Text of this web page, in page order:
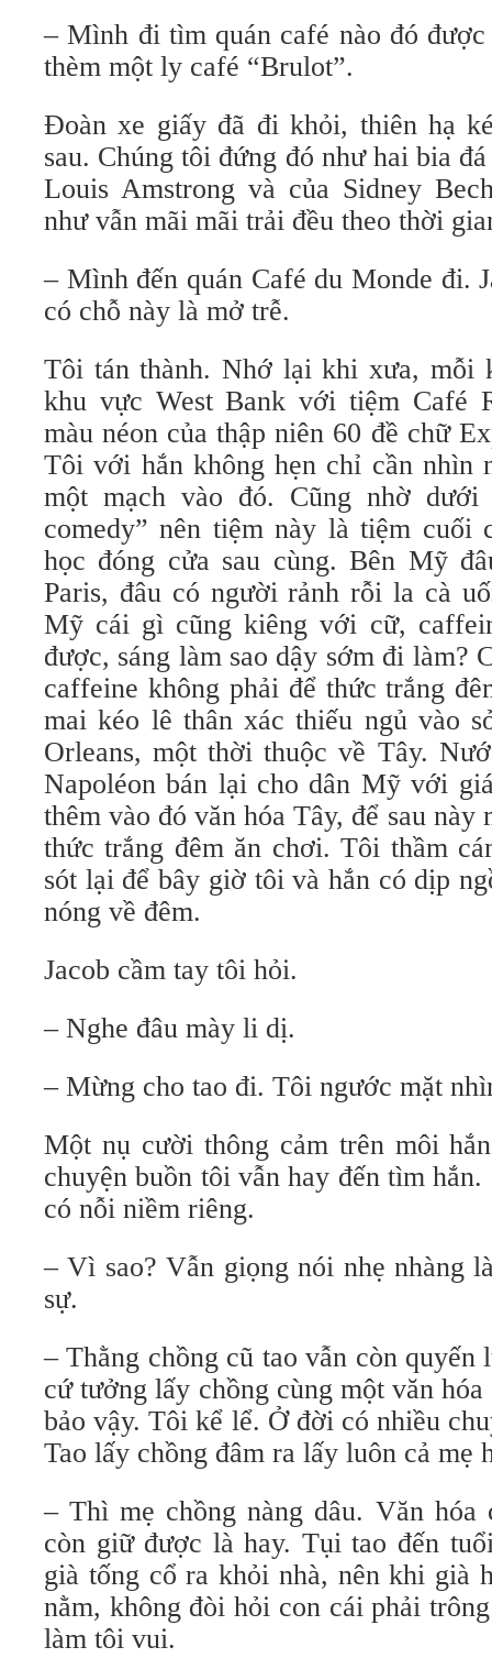
– Mình đi tìm quán café nào đó
thèm một ly café “Brulot”.
Đoàn xe giấy đã đi khỏi, thiên hạ
sau. Chúng tôi đứng đó như hai bia
Louis Amstrong và của Sidney
như vẫn mãi mãi trải đều theo thời
– Mình đến quán Café du Monde đi.
có chỗ này là mở trễ.
Tôi tán thành. Nhớ lại khi xưa, mỗi
khu vực West Bank với tiệm Café
màu néon của thập niên 60 đề chữ
Tôi với hắn không hẹn chỉ cần nhìn
một mạch vào đó. Cũng nhờ dưới
comedy” nên tiệm này là tiệm cuối
học đóng cửa sau cùng. Bên Mỹ
Paris, đâu có người rảnh rỗi la cà
Mỹ cái gì cũng kiêng với cữ,
được, sáng làm sao dậy sớm đi làm?
caffeine không phải để thức trắng
mai kéo lê thân xác thiếu ngủ vào
Orleans, một thời thuộc về Tây.
Napoléon bán lại cho dân Mỹ với
thêm vào đó văn hóa Tây, để sau
thức trắng đêm ăn chơi. Tôi thầm
sót lại để bây giờ tôi và hắn có dịp
nóng về đêm.
Jacob cầm tay tôi hỏi.
– Nghe đâu mày li dị.
– Mừng cho tao đi. Tôi ngước mặt
Một nụ cười thông cảm trên môi
chuyện buồn tôi vẫn hay đến tìm
có nỗi niềm riêng.
– Vì sao? Vẫn giọng nói nhẹ nhàng
sự.
– Thằng chồng cũ tao vẫn còn quyến
cứ tưởng lấy chồng cùng một văn
bảo vậy. Tôi kể lể. Ở đời có nhiều
Tao lấy chồng đâm ra lấy luôn cả mẹ
– Thì mẹ chồng nàng dâu. Văn hóa
còn giữ được là hay. Tụi tao đến
già tống cổ ra khỏi nhà, nên khi già
nằm, không đòi hỏi con cái phải
làm tôi vui.